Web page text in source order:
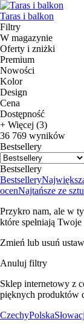
Taras i balkon
Filtry
W magazynie
Oferty i zniżki
Premium
Nowości
Kolor
Design
Cena
Dostępność
+ Więcej (3)
36 769 wyników
Bestsellery
Bestsellery
Bestsellery
ocenNajtańsze ze
Przykro nam, ale w
które spełniają
Zmień lub usuń
Anuluj filtry
Sklep internetowy z
pięknych produktów
CzechyPolska